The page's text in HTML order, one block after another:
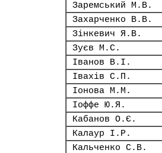
Заремський М.В.
Захарченко В.В.
Зінкевич Я.В.
Зуєв М.С.
Іванов В.І.
Івахів С.П.
Іонова М.М.
Іоффе Ю.Я.
Кабанов О.Є.
Калаур І.Р.
Кальченко С.В.